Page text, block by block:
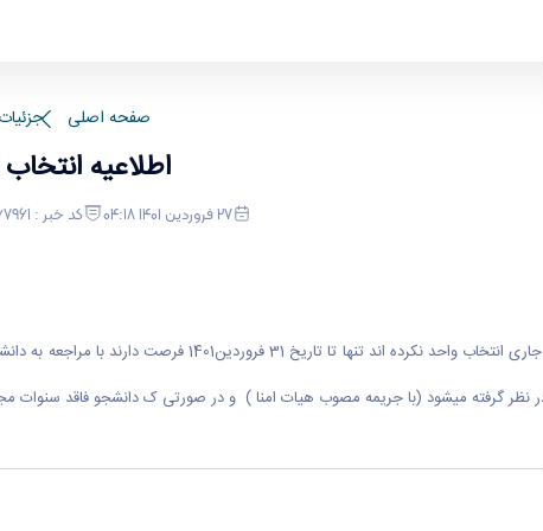
صفحه اصلی
اطلاعیه
27 فروردین 1401 04:18 کد خبر : 1367961
دانشجویانی که به هر دلیلی در نیمسال جاری
نظر گرفته میشود (با جریمه مصوب هیات امنا ) و در صورتی ک دانشجو فاقد سنوات